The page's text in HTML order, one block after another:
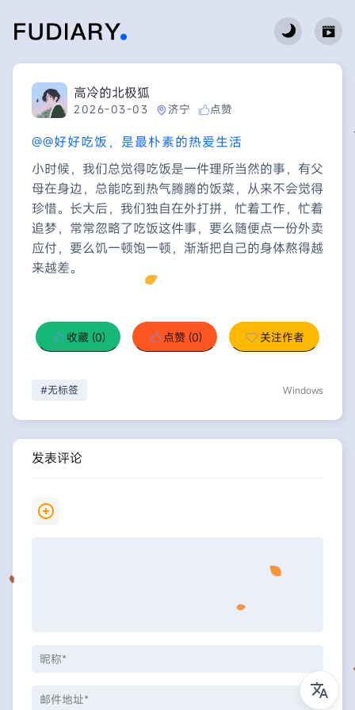
高冷的北极狐
2026-03-03 济宁 点赞
@@好好吃饭，是最朴素的热爱生活
小时候，我们总觉得吃饭是一件理所当然的事，有父
母在身边，总能吃到热气腾腾的饭菜，从来不会觉得
珍惜。长大后，我们独自在外打拼，忙着工作，忙着
追梦，常常忽略了吃饭这件事，要么随便点一份外卖
应付，要么饥一顿饱一顿，渐渐把自己的身体熬得越
来越差。
收藏 (0) 点赞 (0) 关注作者
#无标签 Windows
发表评论